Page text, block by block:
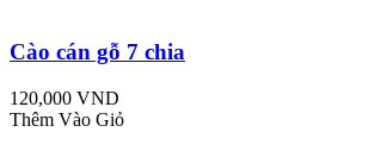
Cào cán gỗ 7 chia
120,000 VND
Thêm Vào Giỏ